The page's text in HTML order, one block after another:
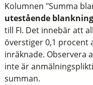
Kolumnen "Summa
utestående
till FI. Det innebär att
överstiger 0,1 procent
inräknade. Observera
inte är
summan.